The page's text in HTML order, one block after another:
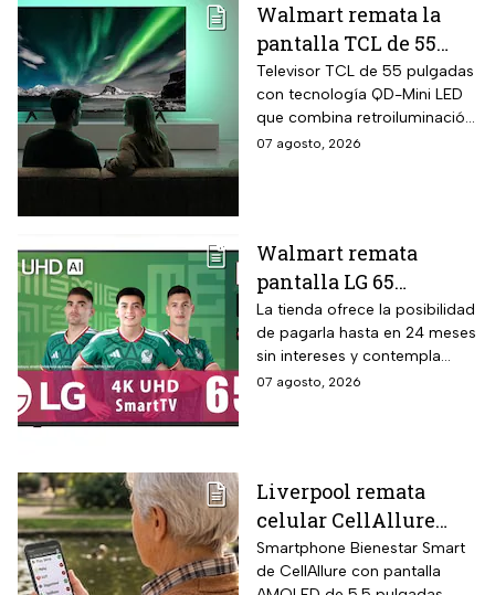
Walmart remata la
pantalla TCL de 55
pulgadas 4K QD-Mini
Led con $6,600 de
descuento en línea y
hasta 24 meses sin
Televisor TCL de 55 pulgadas
con tecnología QD-Mini LED
que combina retroiluminación
Mini LED de casi precisión
plataforma Google TV.
07 agosto, 2026
Walmart remata
pantalla LG 65
pulgadas UHD 4K con
funciones de
inteligencia artificial
ThinQ
La tienda ofrece la posibilidad
de pagarla hasta en 24 meses
sin intereses y contempla
devoluciones hasta 30 días
07 agosto, 2026
Liverpool remata
celular CellAllure
Smart AMOLED 5.5
pulgadas con botón
Smartphone Bienestar Smart
de CellAllure con pantalla